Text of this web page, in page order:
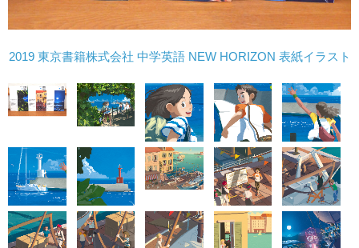
2019 東京書籍株式会社 中学英語 NEW HORIZON 表紙イラスト